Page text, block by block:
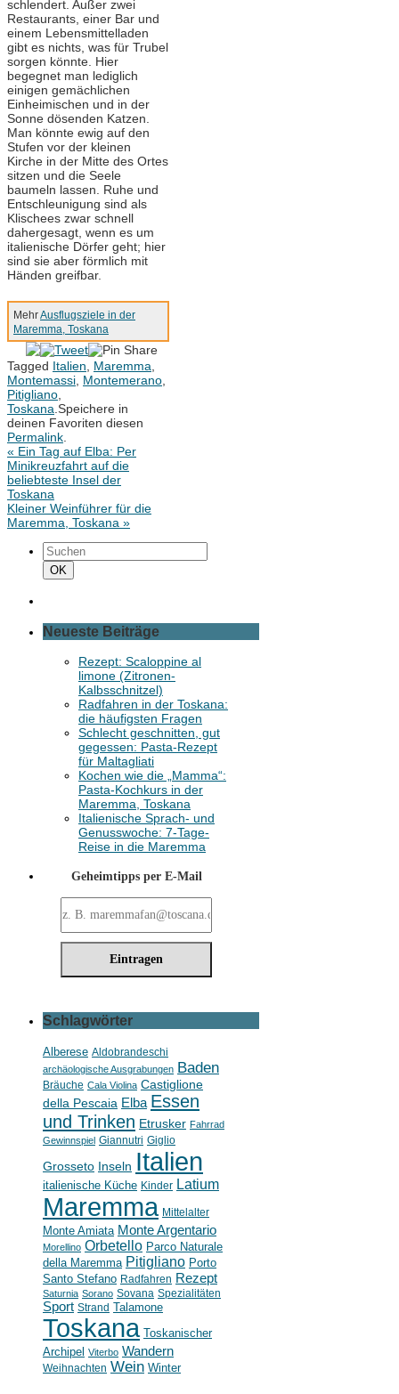
schlendert. Außer zwei
Restaurants, einer Bar und
einem Lebensmittelladen
gibt es nichts, was für Trubel
sorgen könnte. Hier
begegnet man lediglich
einigen gemächlichen
Einheimischen und in der
Sonne dösenden Katzen.
Man könnte ewig auf den
Stufen vor der kleinen
Kirche in der Mitte des Ortes
sitzen und die Seele
baumeln lassen. Ruhe und
Entschleunigung sind als
Klischees zwar schnell
dahergesagt, wenn es um
italienische Dörfer geht; hier
sind sie aber förmlich mit
Händen greifbar.
MehrAusflugsziele in der
Maremma, Toskana
Tagged Italien Maremma
Montemassi Montemerano
Pitigliano
Toskana Speichere in
deinen Favoriten diesen
Permalink
« Ein Tag auf Elba: Per
Minikreuzfahrt auf die
beliebteste Insel der
Toskana
Kleiner Weinführer für die
Maremma, Toskana »
Suchen
nach:
Suchen
OK
Neueste Beiträge
Rezept: Scaloppine al
limone (Zitronen-
Kalbsschnitzel)
Radfahren in der Toskana:
die häufigsten Fragen
Schlecht geschnitten, gut
gegessen: Pasta-Rezept
für Maltagliati
Kochen wie die „Mamma“:
Pasta-Kochkurs in der
Maremma, Toskana
Italienische Sprach- und
Genusswoche: 7-Tage-
Reise in die Maremma
Geheimtipps per E-Mail
Schlagwörter
Alberese Aldobrandeschi
archäologische Ausgrabungen Baden
Bräuche Cala Violina Castiglione
della Pescaia Elba Essen
und Trinken Etrusker Fahrrad
Gewinnspiel Giannutri Giglio
Grosseto Inseln Italien
italienische Küche Kinder Latium
Maremma Mittelalter
Monte Amiata Monte Argentario
Morellino Orbetello Parco Naturale
della Maremma Pitigliano Porto
Santo Stefano Radfahren Rezept
Saturnia Sorano Sovana Spezialitäten
Sport Strand Talamone
Toskana Toskanischer
Archipel Viterbo Wandern
Weihnachten Wein Winter